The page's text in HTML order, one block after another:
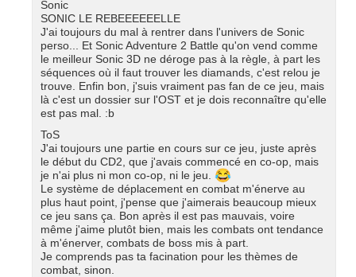
Sonic
SONIC LE REBEEEEEELLE
J'ai toujours du mal à rentrer dans l'univers de Sonic
perso... Et Sonic Adventure 2 Battle qu'on vend comme
le meilleur Sonic 3D ne déroge pas à la règle, à part les
séquences où il faut trouver les diamands, c'est relou je
trouve. Enfin bon, j'suis vraiment pas fan de ce jeu, mais
là c'est un dossier sur l'OST et je dois reconnaître qu'elle
est pas mal. :b
ToS
J'ai toujours une partie en cours sur ce jeu, juste après
le début du CD2, que j'avais commencé en co-op, mais
je n'ai plus ni mon co-op, ni le jeu. 😂
Le système de déplacement en combat m'énerve au
plus haut point, j'pense que j'aimerais beaucoup mieux
ce jeu sans ça. Bon après il est pas mauvais, voire
même j'aime plutôt bien, mais les combats ont tendance
à m'énerver, combats de boss mis à part.
Je comprends pas ta facination pour les thèmes de
combat, sinon.